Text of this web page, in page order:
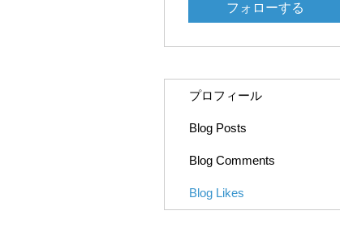
フォローする
プロフィール
Blog Posts
Blog Comments
Blog Likes